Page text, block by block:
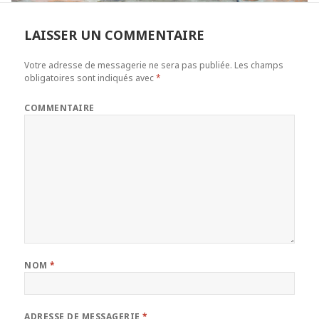
LAISSER UN COMMENTAIRE
Votre adresse de messagerie ne sera pas publiée. Les champs
obligatoires sont indiqués avec*
COMMENTAIRE
NOM*